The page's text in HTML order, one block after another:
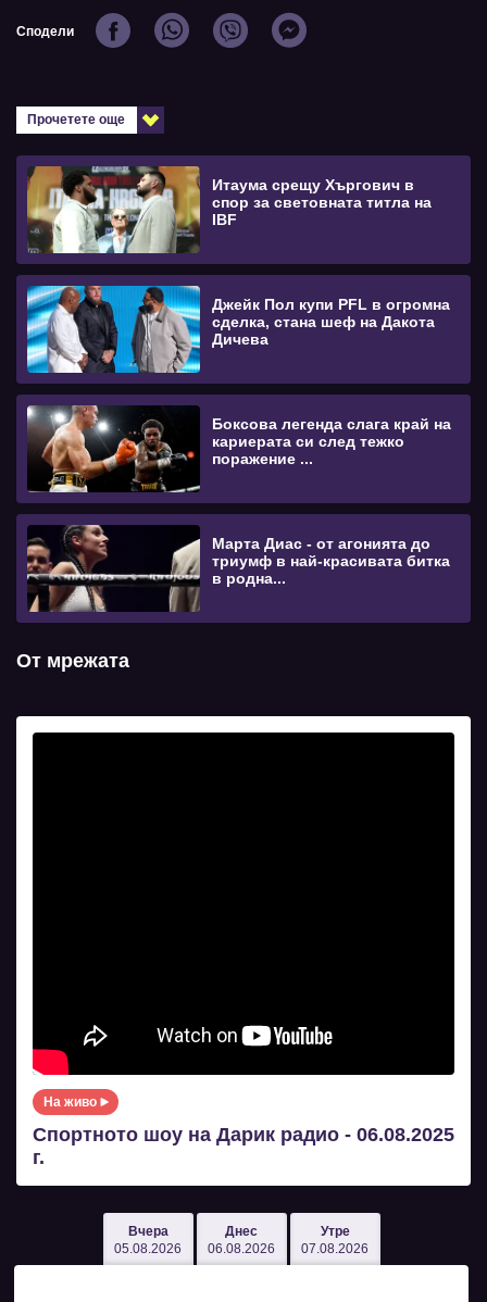
Сподели
Прочетете още
Итаума срещу Хъргович в
спор за световната титла на
IBF
Джейк Пол купи PFL в огромна
сделка, стана шеф на Дакота
Дичева
Боксова легенда слага край на
кариерата си след тежко
поражение ...
Марта Диас - от агонията до
триумф в най-красивата битка
в родна...
От мрежата
На живо
Спортното шоу на Дарик радио - 06.08.2025
г.
Вчера
05.08.2026
Днес
06.08.2026
Утре
07.08.2026